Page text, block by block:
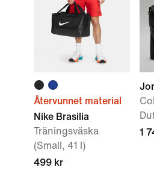
Återvunnet material
Nike Brasilia
Träningsväska
(Small, 41 l)
499 kr
1